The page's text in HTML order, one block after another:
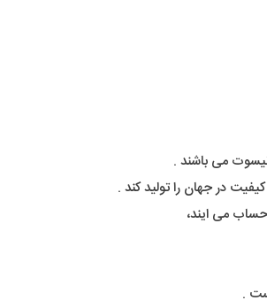
می باشند .
در جهان را تولید کند .
حساب می ایند،